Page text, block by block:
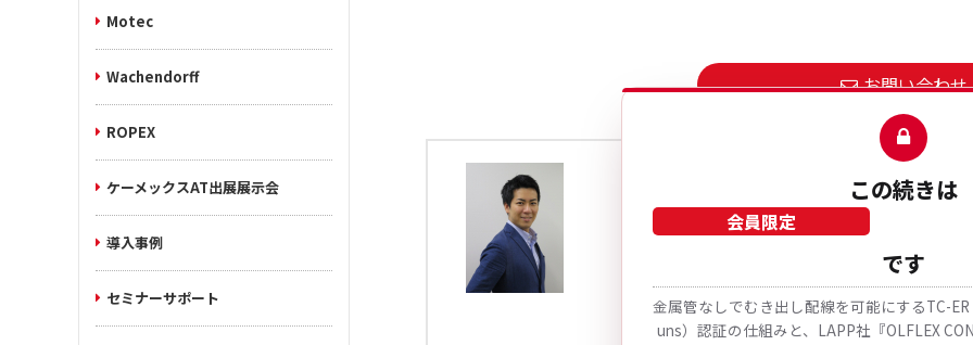
この続きは
会員限定
です
金属管なしでむき出し配線を可能にするTC-
uns）認証の仕組みと、LAPP社『OLFLEX
お問い合わせ
プロダクトマネージャー
Murrelektronikのエキスパートになるべ
お客様の問題点の解決や要望に応えられ
学生時代から鹿島アントラーズの熱狂的
時には残念な結果に終わることもありま
Motec
Wachendorff
ROPEX
ケーメックスAT出展展示会
導入事例
セミナーサポート